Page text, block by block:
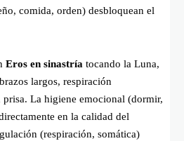
comida, orden) desbloquean el
Eros en sinastría tocando la Luna,
largos, respiración
La higiene emocional (dormir,
en la calidad del
(respiración, somática)